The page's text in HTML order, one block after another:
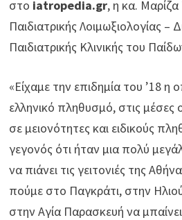
στο iatropedia.gr, η κα.
Παιδιατρικής Λοιμωξιολογίας –
Παιδιατρικής Κλινικής του
«Είχαμε την επιδημία του ’18
ελληνικό πληθυσμό, στις μέσες
σε μειονότητες και ειδικούς
γεγονός ότι ήταν μια πολύ
να πιάνει τις γειτονιές της
πούμε στο Παγκράτι, στην
στην Αγία Παρασκευή να